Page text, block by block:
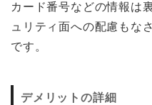
カード番号などの情報は
ュリティ面への配慮もな
です。
デメリットの詳細